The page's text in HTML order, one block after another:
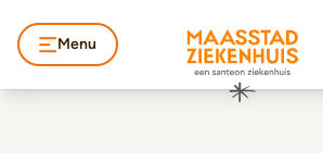
Menu